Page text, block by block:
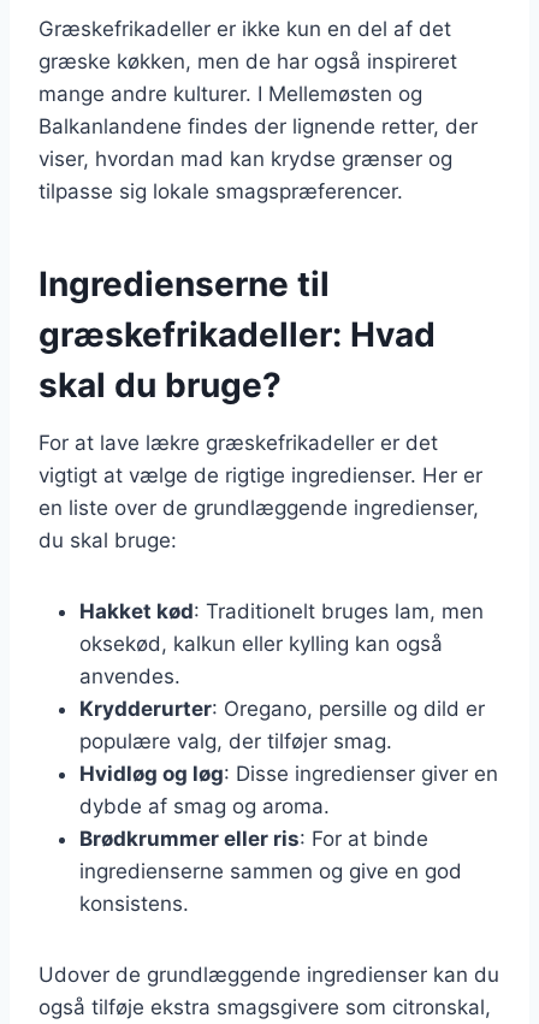
Græskefrikadeller er ikke kun en del af det
græske køkken, men de har også inspireret
mange andre kulturer. I Mellemøsten og
Balkanlandene findes der lignende retter, der
viser, hvordan mad kan krydse grænser og
tilpasse sig lokale smagspræferencer.
Ingredienserne til
græskefrikadeller: Hvad
skal du bruge?
For at lave lækre græskefrikadeller er det
vigtigt at vælge de rigtige ingredienser. Her er
en liste over de grundlæggende ingredienser,
du skal bruge:
Hakket kød: Traditionelt bruges lam, men
oksekød, kalkun eller kylling kan også
anvendes.
Krydderurter: Oregano, persille og dild er
populære valg, der tilføjer smag.
Hvidløg og løg: Disse ingredienser giver en
dybde af smag og aroma.
Brødkrummer eller ris: For at binde
ingredienserne sammen og give en god
konsistens.
Udover de grundlæggende ingredienser kan du
også tilføje ekstra smagsgivere som citronskal,